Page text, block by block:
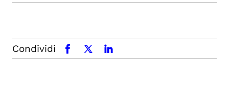
Condividi facebookx.comlinkedin